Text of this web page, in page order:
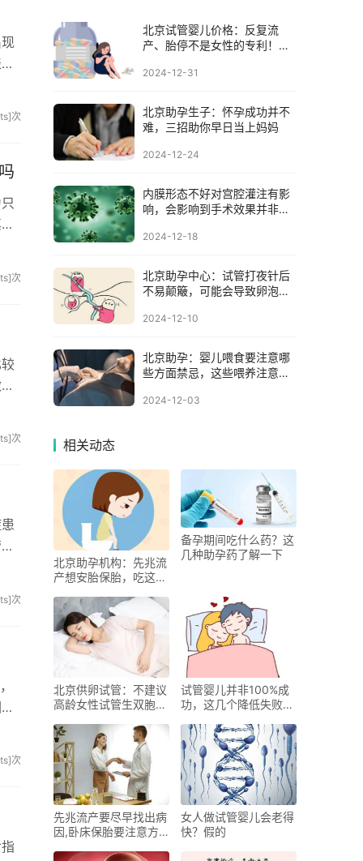
次
次
次
次
次
北京试管婴儿价格：反复流
产、胎停不是女性的专利！和
2024-12-31
北京助孕生子：怀孕成功并不
难，三招助你早日当上妈妈
2024-12-24
内膜形态不好对宫腔灌注有影
响，会影响到手术效果并非空
2024-12-18
北京助孕中心：试管打夜针后
不易颠簸，可能会导致卵泡破
2024-12-10
北京助孕：婴儿喂食要注意哪
些方面禁忌，这些喂养注意事
2024-12-03
相关动态
北京助孕机构：先兆流
产想安胎保胎，吃这些
备孕期间吃什么药？这
几种助孕药了解一下
北京供卵试管：不建议
高龄女性试管生双胞
试管婴儿并非100%成
功，这几个降低失败率
先兆流产要尽早找出病
因,卧床保胎要注意方
女人做试管婴儿会老得
快？假的